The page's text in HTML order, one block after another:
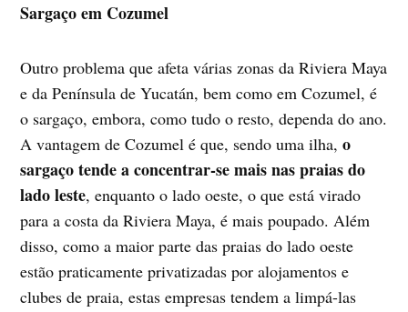
Sargaço em Cozumel
Outro problema que afeta várias zonas da Riviera Maya
e da Península de Yucatán, bem como em Cozumel, é
o sargaço, embora, como tudo o resto, dependa do ano.
A vantagem de Cozumel é que, sendo uma ilha,o
sargaço tende a concentrar-se mais nas praias do
lado leste, enquanto o lado oeste, o que está virado
para a costa da Riviera Maya, é mais poupado. Além
disso, como a maior parte das praias do lado oeste
estão praticamente privatizadas por alojamentos e
clubes de praia, estas empresas tendem a limpá-las